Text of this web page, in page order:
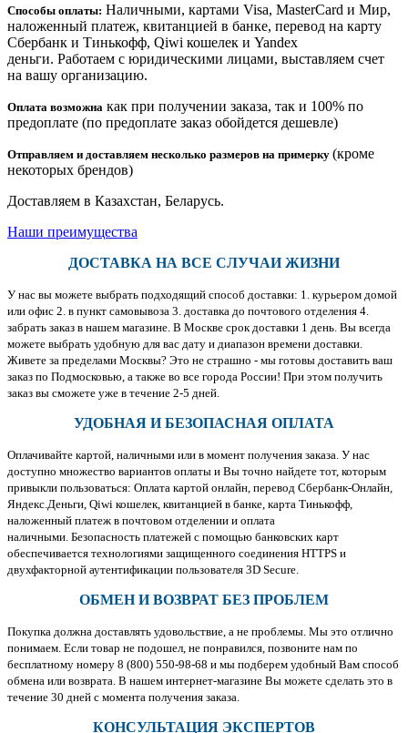
Способы оплаты: Наличными, картами Visa, MasterCard и Мир,
наложенный платеж, квитанцией в банке, перевод на карту
Сбербанк и Тинькофф, Qiwi кошелек и Yandex
деньги. Работаем с юридическими лицами, выставляем счет
на вашу организацию.
Оплата возможна как при получении заказа, так и 100% по
предоплате (по предоплате заказ обойдется дешевле)
Отправляем и доставляем несколько размеров на примерку (кроме
некоторых брендов)
Доставляем в Казахстан, Беларусь.
Наши преимущества
ДОСТАВКА НА ВСЕ СЛУЧАИ ЖИЗНИ
У нас вы можете выбрать подходящий способ доставки: 1. курьером домой
или офис 2. в пункт самовывоза 3. доставка до почтового отделения 4.
забрать заказ в нашем магазине. В Москве срок доставки 1 день. Вы всегда
можете выбрать удобную для вас дату и диапазон времени доставки.
Живете за пределами Москвы? Это не страшно - мы готовы доставить ваш
заказ по Подмосковью, а также во все города России! При этом получить
заказ вы сможете уже в течение 2-5 дней.
УДОБНАЯ И БЕЗОПАСНАЯ ОПЛАТА
Оплачивайте картой, наличными или в момент получения заказа. У нас
доступно множество вариантов оплаты и Вы точно найдете тот, которым
привыкли пользоваться: Оплата картой онлайн, перевод Сбербанк-Онлайн,
Яндекс.Деньги, Qiwi кошелек, квитанцией в банке, карта Тинькофф,
наложенный платеж в почтовом отделении и оплата
наличными. Безопасность платежей с помощью банковских карт
обеспечивается технологиями защищенного соединения HTTPS и
двухфакторной аутентификации пользователя 3D Secure.
ОБМЕН И ВОЗВРАТ БЕЗ ПРОБЛЕМ
Покупка должна доставлять удовольствие, а не проблемы. Мы это отлично
понимаем. Если товар не подошел, не понравился, позвоните нам по
бесплатному номеру 8 (800) 550-98-68 и мы подберем удобный Вам способ
обмена или возврата. В нашем интернет-магазине Вы можете сделать это в
течение 30 дней с момента получения заказа.
КОНСУЛЬТАЦИЯ ЭКСПЕРТОВ